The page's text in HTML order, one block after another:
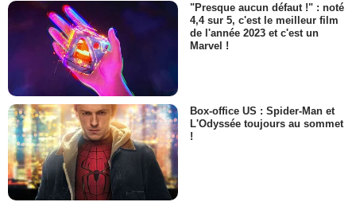
"Presque aucun défaut !" : noté
4,4 sur 5, c'est le meilleur film
de l'année 2023 et c'est un
Marvel !
Box-office US : Spider-Man et
L'Odyssée toujours au sommet
!